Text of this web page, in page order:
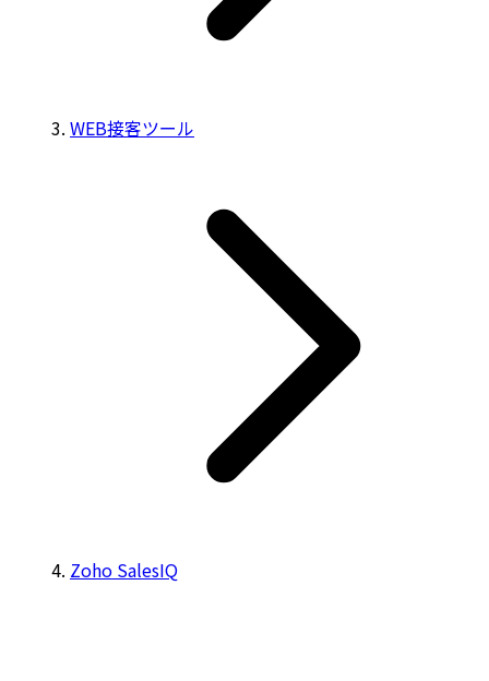
WEB接客ツール
Zoho SalesIQ